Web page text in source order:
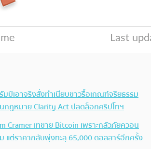
มป์เอาจริง สั่งทำเนียบขาวรื้อเกณฑ์จริยธรรม
กฎหมาย Clarity Act ปลดล็อกคริปโทฯ
Cramer เทขาย Bitcoin เพราะกลัวภัยควอน
แต่ราคากลับพุ่งทะลุ 65,000 ดอลลาร์อีกครั้ง